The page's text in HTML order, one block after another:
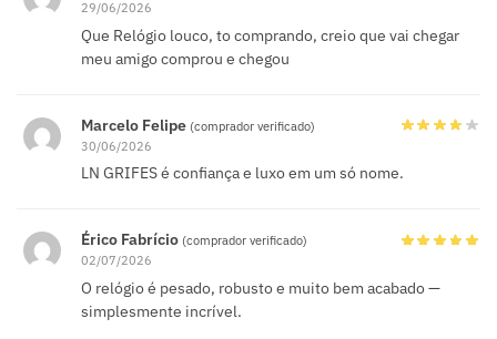
29/06/2026
Que Relógio louco, to comprando, creio que vai chegar
meu amigo comprou e chegou
Marcelo Felipe (comprador verificado)
30/06/2026
LN GRIFES é confiança e luxo em um só nome.
Érico Fabrício (comprador verificado)
02/07/2026
O relógio é pesado, robusto e muito bem acabado —
simplesmente incrível.